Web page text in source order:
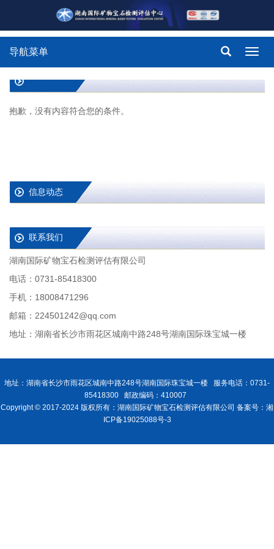
导航菜单
抱歉，没有内容符合您的条件。
信息动态
联系我们
湖南国际矿物宝石检测评估有限公司
电话：0731-85418300
手机：18008471296
邮箱：224501242@qq.com
地址：湖南省长沙市雨花区城南中路248号湖南国际珠宝城一楼
地址：湖南省长沙市雨花区城南中路248号湖南国际珠宝城一楼 服务电话：0731-
85418300 邮政编码：410007
Copyright © 2017-2024 版权所有：湖南国际矿物宝石检测评估有限公司 备案号：湘
ICP备19025088号-3